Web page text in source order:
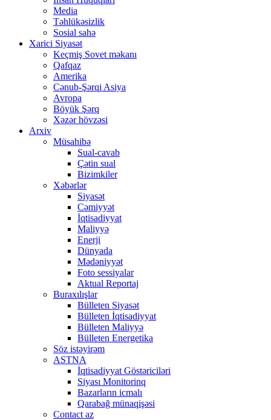
Media
Təhlükəsizlik
Sosial sahə
Xarici Siyasət
Keçmiş Sovet məkanı
Qafqaz
Amerika
Cənub-Şərqi Asiya
Avropa
Böyük Şərq
Xəzər hövzəsi
Arxiv
Müsahibə
Sual-cavab
Çətin sual
Bizimkiler
Xəbərlər
Siyasət
Cəmiyyət
İqtisadiyyat
Maliyyə
Enerji
Dünyada
Mədəniyyət
Foto sessiyalar
Aktual Reportaj
Buraxılışlar
Bülleten Siyasət
Bülleten İqtisadiyyat
Bülleten Maliyyə
Bülleten Energetika
Söz istəyirəm
ASTNA
İqtisadiyyat Göstəriciləri
Siyası Monitorinq
Bazarların icmalı
Qarabağ münaqişəsi
Contact az